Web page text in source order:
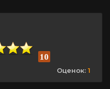
10
Оценок: 1